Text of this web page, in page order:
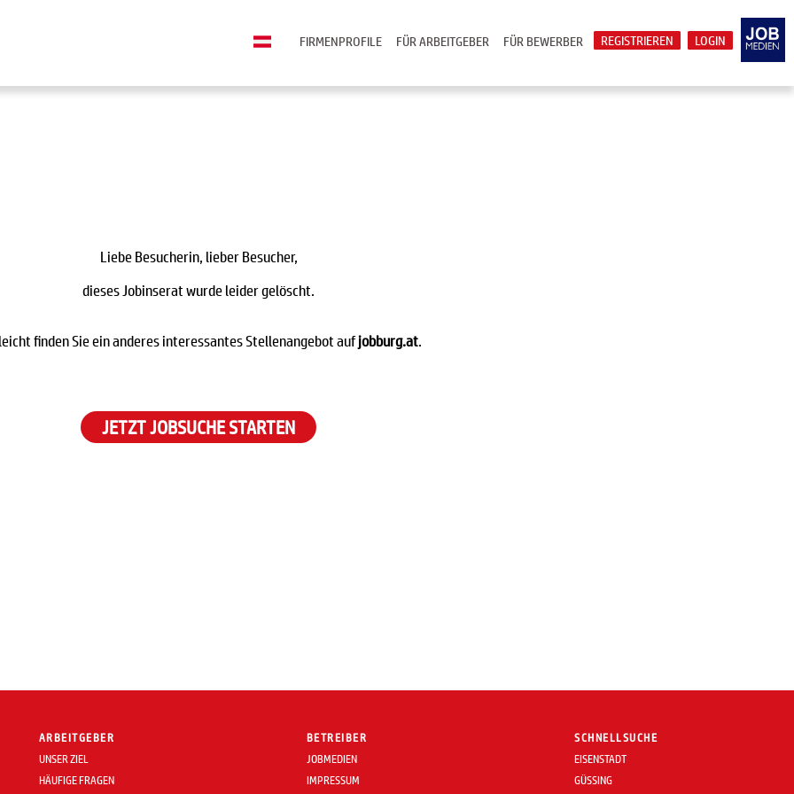
LOGIN
REGISTRIEREN
FÜR BEWERBER
FÜR ARBEITGEBER
FIRMENPROFILE
Liebe Besucherin, lieber Besucher,
dieses Jobinserat wurde leider gelöscht.
finden Sie ein anderes interessantes Stellenangebot aufjobburg.at.
JETZT JOBSUCHE STARTEN
ARBEITGEBER
UNSER ZIEL
HÄUFIGE FRAGEN
BETREIBER
JOBMEDIEN
IMPRESSUM
SCHNELLSUCHE
EISENSTADT
GÜSSING